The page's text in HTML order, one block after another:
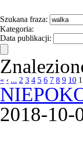
Szukana fraza:
Kategoria:
Data publikacji:
« ‹ ... 2 3 4 5 6 7 8 9 10
2018-10-